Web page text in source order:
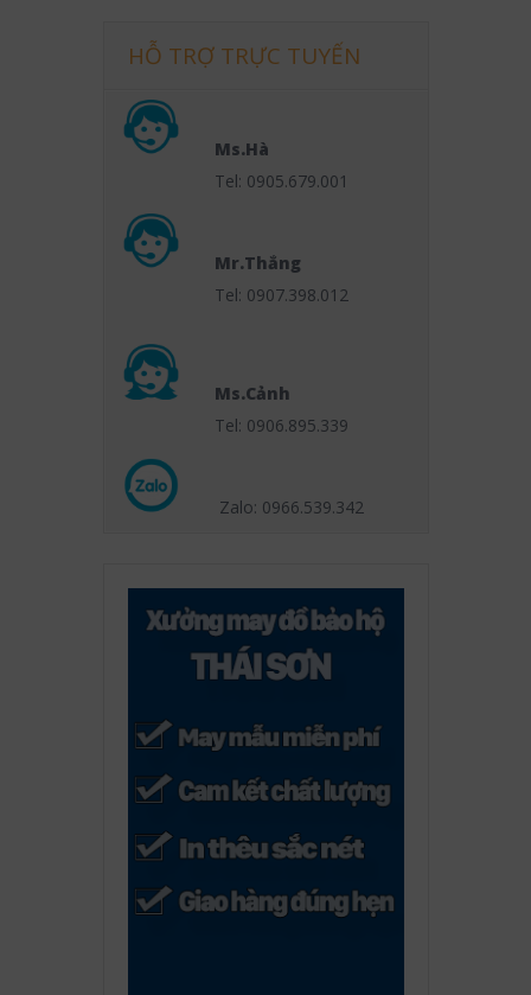
HỖ TRỢ TRỰC TUYẾN
Ms.Hà
Tel: 0905.679.001
Mr.Thắng
Tel: 0907.398.012
Ms.Cảnh
Tel: 0906.895.339
Zalo: 0966.539.342